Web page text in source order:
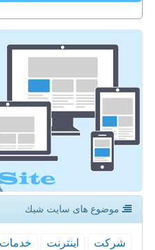
موضوع های سایت شیك
شركت اینترنت
خدمات